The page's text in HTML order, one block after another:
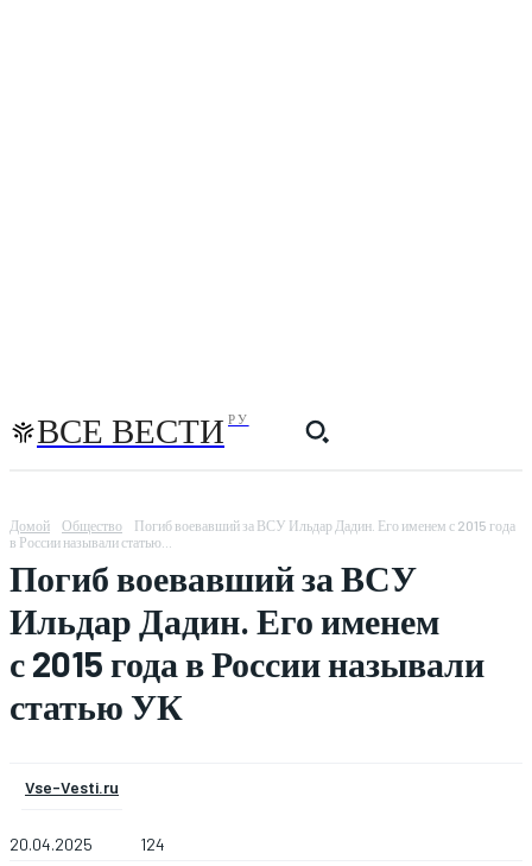
ВСЕ ВЕСТИ РУ
Домой Общество
Погиб воевавший за ВСУ Ильдар Дадин. Его именем с 2015 года
в России называли статью...
Погиб воевавший за ВСУ
Ильдар Дадин. Его именем
с 2015 года в России называли
статью УК
Vse-Vesti.ru
20.04.2025 124